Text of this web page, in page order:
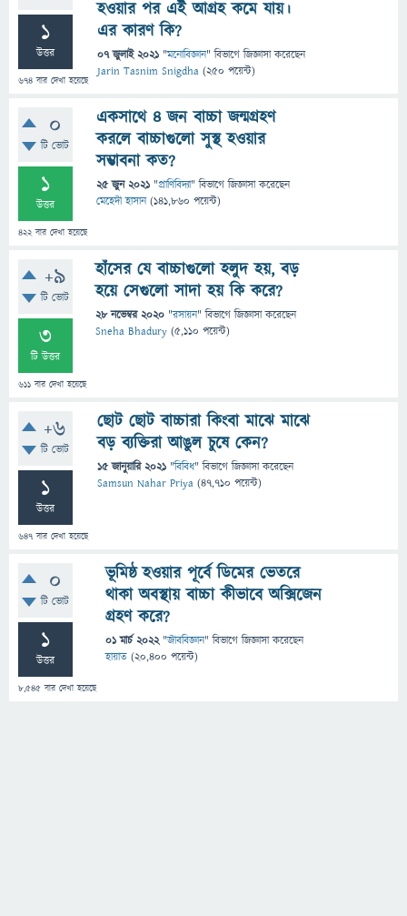
1
উত্তর
674 বার দেখা হয়েছে
হওয়ার পর এই আগ্রহ কমে যায়।
এর কারণ কি?
07 জুলাই 2021 "মনোবিজ্ঞান" বিভাগে জিজ্ঞাসাকরেছেন
Jarin Tasnim Snigdha (250 পয়েন্ট)
0
টি ভোট
1
উত্তর
422বার দেখা হয়েছে
একসাথে ৪ জন বাচ্চা জন্মগ্রহণ
করলে বাচ্চাগুলো সুস্থ হওয়ার
সম্ভাবনা কত?
25 জুন 2021 "প্রাণিবিদ্যা" বিভাগে জিজ্ঞাসাকরেছেন
মেহেদী হাসান (141,860 পয়েন্ট)
+9
টি ভোট
3
টি উত্তর
611 বার দেখা হয়েছে
হাঁসের যে বাচ্চাগুলো হলুদ হয়, বড়
হয়ে সেগুলো সাদা হয় কি করে?
28 নভেম্বর 2020 "রসায়ন" বিভাগে জিজ্ঞাসাকরেছেন
Sneha Bhadury (5,110 পয়েন্ট)
+6
টি ভোট
1
উত্তর
647 বার দেখা হয়েছে
ছোট ছোট বাচ্চারা কিংবা মাঝে মাঝে
বড় ব্যক্তিরা আঙুল চুষে কেন?
15 জানুয়ারি 2021 "বিবিধ" বিভাগে জিজ্ঞাসাকরেছেন
Samsun Nahar Priya (47,710 পয়েন্ট)
0
টি ভোট
1
উত্তর
8,545 বার দেখা হয়েছে
ভূমিষ্ঠ হওয়ার পূর্বে ডিমের ভেতরে
থাকা অবস্থায় বাচ্চা কীভাবে অক্সিজেন
গ্রহণ করে?
01 মার্চ 2022 "জীববিজ্ঞান" বিভাগে জিজ্ঞাসাকরেছেন
হায়াত (20,400 পয়েন্ট)